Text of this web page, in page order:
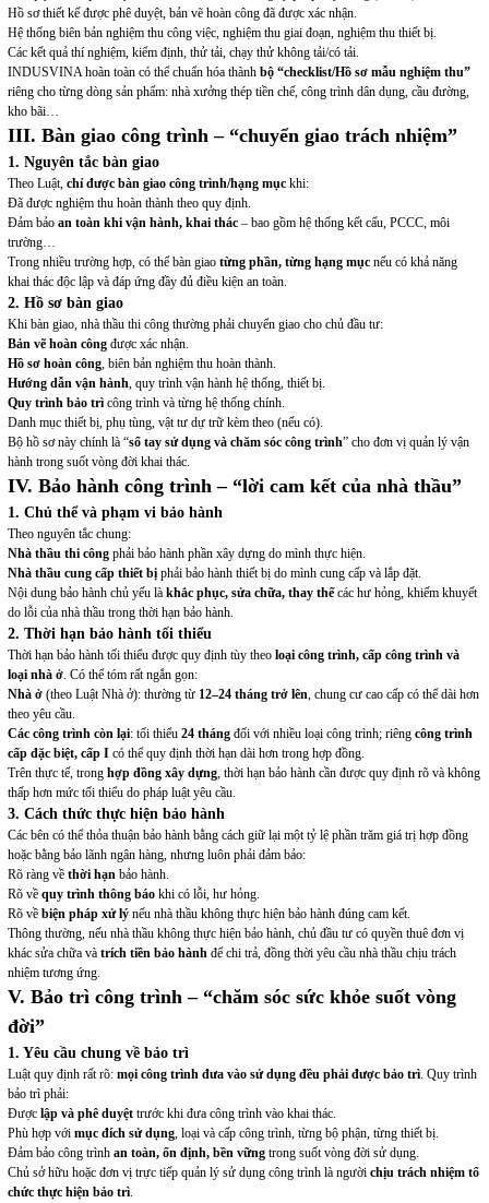
Hồ sơ thiết kế được phê duyệt, bản vẽ hoàn công đã được xác nhận.
Hệ thống biên bản nghiệm thu công việc, nghiệm thu giai đoạn, nghiệm thu thiết bị.
Các kết quả thí nghiệm, kiểm định, thử tải, chạy thử không tải/có tải.
INDUSVINA hoàn toàn có thể chuẩn hóa thành bộ “checklist/Hồ sơ mẫu nghiệm thu”
riêng cho từng dòng sản phẩm: nhà xưởng thép tiền chế, công trình dân dụng, cầu đường,
kho bãi…
III. Bàn giao công trình – “chuyển giao trách nhiệm”
1. Nguyên tắc bàn giao
Theo Luật, chỉ được bàn giao công trình/hạng mụckhi:
Đã được nghiệm thu hoàn thành theo quy định.
Đảm bảo an toàn khi vận hành, khai thác– bao gồm hệ thống kết cấu, PCCC, môi
trường…
Trong nhiều trường hợp, có thể bàn giao từng phần, từng hạng mụcnếu có khả năng
khai thác độc lập và đáp ứng đầy đủ điều kiện an toàn.
2. Hồ sơ bàn giao
Khi bàn giao, nhà thầu thi công thường phải chuyển giao cho chủ đầu tư:
Bản vẽ hoàn côngđược xác nhận.
Hồ sơ hoàn công, biên bản nghiệm thu hoàn thành.
Hướng dẫn vận hành, quy trình vận hành hệ thống, thiết bị.
Quy trình bảo trìcông trình và từng hệ thống chính.
Danh mục thiết bị, phụ tùng, vật tư dự trữ kèm theo (nếu có).
Bộ hồ sơ này chính là “sổ tay sử dụng và chăm sóc công trình” cho đơn vị quản lý vận
hành trong suốt vòng đời khai thác.
IV. Bảo hành công trình – “lời cam kết của nhà thầu”
1. Chủ thể và phạm vi bảo hành
Theo nguyên tắc chung:
Nhà thầu thi côngphải bảo hành phần xây dựng do mình thực hiện.
Nhà thầu cung cấp thiết bịphải bảo hành thiết bị do mình cung cấp và lắp đặt.
Nội dung bảo hành chủ yếu là khắc phục, sửa chữa, thay thếcác hư hỏng, khiếm khuyết
do lỗi của nhà thầu trong thời hạn bảo hành.
2. Thời hạn bảo hành tối thiểu
Thời hạn bảo hành tối thiểu được quy định tùy theo loại công trình, cấp công trình và
loại nhà ở. Có thể tóm rất ngắn gọn:
Nhà ở(theo Luật Nhà ở): thường từ 12–24 tháng trở lên, chung cư cao cấp có thể dài hơn
theo yêu cầu.
Các công trình còn lại: tối thiểu 24 thángđối với nhiều loại công trình; riêng công trình
cấp đặc biệt, cấp Icó thể quy định thời hạn dài hơn trong hợp đồng.
Trên thực tế, trong hợp đồng xây dựng, thời hạn bảo hành cần được quy định rõ và không
thấp hơn mức tối thiểu do pháp luật yêu cầu.
3. Cách thức thực hiện bảo hành
Các bên có thể thỏa thuận bảo hành bằng cách giữ lại một tỷ lệ phần trăm giá trị hợp đồng
hoặc bằng bảo lãnh ngân hàng, nhưng luôn phải đảm bảo:
Rõ ràng về thời hạnbảo hành.
Rõ về quy trình thông báokhi có lỗi, hư hỏng.
Rõ về biện pháp xử lýnếu nhà thầu không thực hiện bảo hành đúng cam kết.
Thông thường, nếu nhà thầu không thực hiện bảo hành, chủ đầu tư có quyền thuê đơn vị
khác sửa chữa và trích tiền bảo hànhđể chi trả, đồng thời yêu cầu nhà thầu chịu trách
nhiệm tương ứng.
V. Bảo trì công trình – “chăm sóc sức khỏe suốt vòng
đời”
1. Yêu cầu chung về bảo trì
Luật quy định rất rõ: mọi công trình đưa vào sử dụng đều phải được bảo trì. Quy trình
bảo trì phải:
Được lập và phê duyệttrước khi đưa công trình vào khai thác.
Phù hợp với mục đích sử dụng, loại và cấp công trình, từng bộ phận, từng thiết bị.
Đảm bảo công trình an toàn, ổn định, bền vữngtrong suốt vòng đời sử dụng.
Chủ sở hữu hoặc đơn vị trực tiếp quản lý sử dụng công trình là người chịu trách nhiệm tổ
chức thực hiện bảo trì.